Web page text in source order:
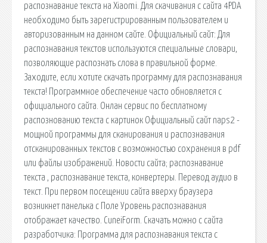
распознавание текста на Xiaomi. Для скачивания с сайта 4PDA
необходимо быть зарегистрированным пользователем и
авторизованным на данном сайте. Официальный сайт: Для
распознавания текстов используются специальные словари,
позволяющие распознать слова в правильной форме.
Заходите, если хотите скачать программу для распознавания
текста! Программное обеспечение часто обновляется с
официального сайта. Онлан сервис по бесплатному
распознованию текста с картинок Официальный сайт naps2 -
мощной программы для сканирования и распознавания
отсканированных текстов с возможностью сохранения в pdf
или файлы изображений. Новости сайта; распознавание
текста , распознавание текста, конвертеры. Перевод аудио в
текст. При первом посещении сайта вверху браузера
возникнет панелька с Поле Уровень распознавания
отображает качество. CuneiForm. Скачать можно с сайта
разработчика: Программа для распознавания текста с